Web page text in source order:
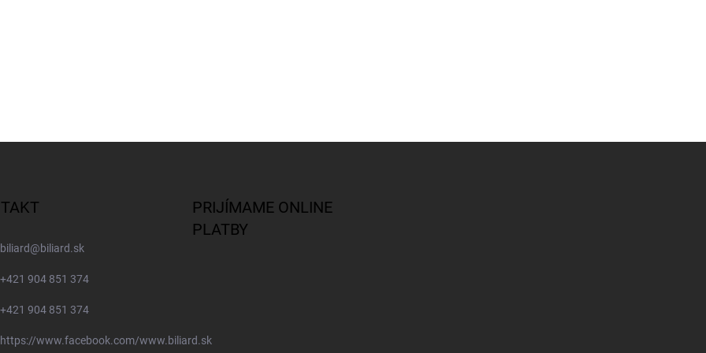
biliard@biliard.sk
+421 904 851 374
+421 904 851 374
https://www.facebook.com/www.biliard.sk
PRIJÍMAME ONLINE
PLATBY